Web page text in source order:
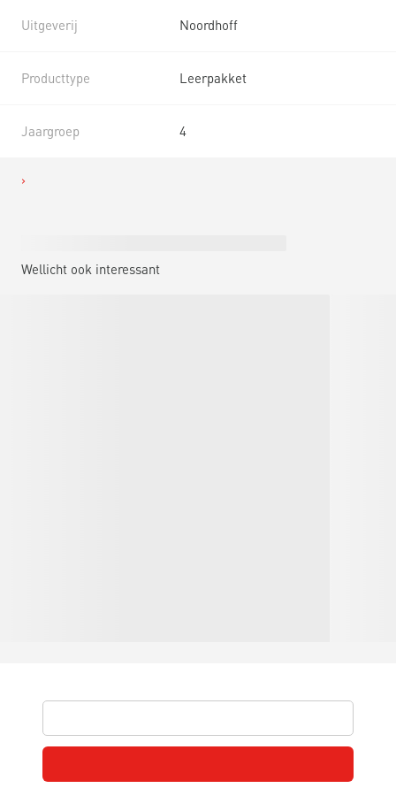
Uitgeverij Noordhoff
Producttype Leerpakket
Jaargroep 4
Wellicht ook interessant